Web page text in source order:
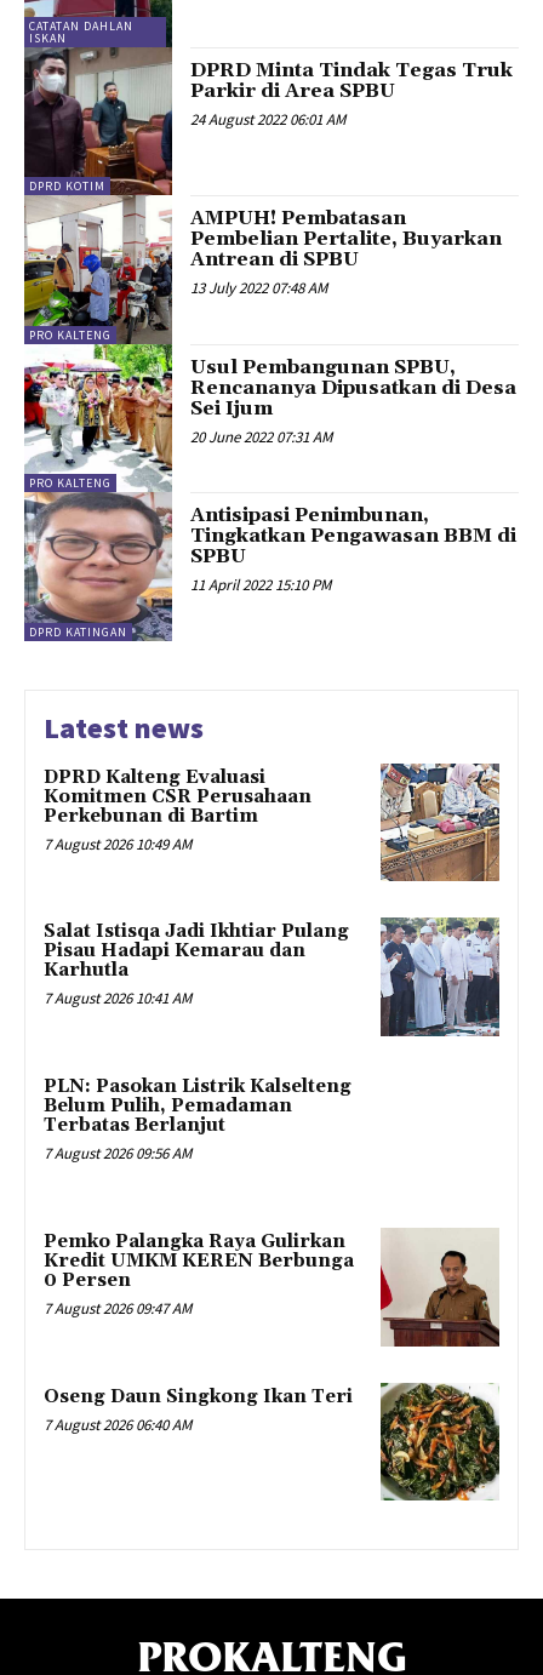
CATATAN DAHLAN
ISKAN
DPRD KOTIM
DPRD Minta Tindak Tegas Truk
Parkir di Area SPBU
24 August 2022 06:01 AM
PRO KALTENG
AMPUH! Pembatasan
Pembelian Pertalite, Buyarkan
Antrean di SPBU
13 July 2022 07:48 AM
PRO KALTENG
Usul Pembangunan SPBU,
Rencananya Dipusatkan di Desa
Sei Ijum
20 June 2022 07:31 AM
DPRD KATINGAN
Antisipasi Penimbunan,
Tingkatkan Pengawasan BBM di
SPBU
11 April 2022 15:10 PM
Latest news
DPRD Kalteng Evaluasi
Komitmen CSR Perusahaan
Perkebunan di Bartim
7 August 2026 10:49 AM
Salat Istisqa Jadi Ikhtiar Pulang
Pisau Hadapi Kemarau dan
Karhutla
7 August 2026 10:41 AM
PLN: Pasokan Listrik Kalselteng
Belum Pulih, Pemadaman
Terbatas Berlanjut
7 August 2026 09:56 AM
Pemko Palangka Raya Gulirkan
Kredit UMKM KEREN Berbunga
0 Persen
7 August 2026 09:47 AM
Oseng Daun Singkong Ikan Teri
7 August 2026 06:40 AM
PROKALTENG